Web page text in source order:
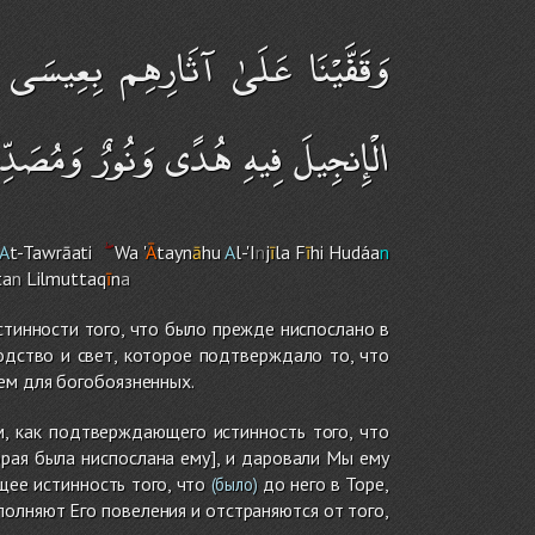
وَقَفَّيْنَا عَلَىٰ آثَارِهِم
الْإِنجِيلَ فِيهِ هُدًى وَنُورٌ
t-Tawrāati Wa 'ĀtaynāhuAl-'Injīla FīhiHudáan
nLilmuttaqīna
того, что было прежде ниспослано в
и свет, которое подтверждало то, что
для богобоязненных.
подтверждающего истинность того, что
была ниспослана ему], и даровали Мы ему
истинность того, что (было)до него в Торе,
Его повеления и отстраняются от того,